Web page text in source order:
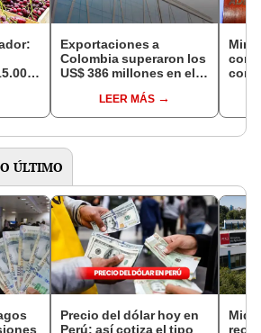
Exportaciones a
Colombia superaron los
US$ 386 millones en el
LEER MÁS
se
ÚLTIMO
Precio del dólar hoy en
Perú: así cotiza el tipo